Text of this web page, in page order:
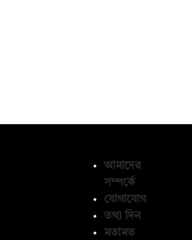
আমাদের
সম্পর্কে
যোগাযোগ
তথ্য দিন
মতামত